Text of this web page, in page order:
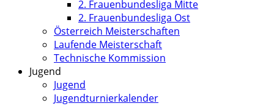
2. Frauenbundesliga Mitte
2. Frauenbundesliga Ost
Österreich Meisterschaften
Laufende Meisterschaft
Technische Kommission
Jugend
Jugend
Jugendturnierkalender